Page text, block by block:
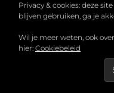
COPYRIGHT ©
RECHTEN
Privacy & cookies: deze
blijven gebruiken, ga je
Wil je meer weten, ook
hier: Cookiebeleid